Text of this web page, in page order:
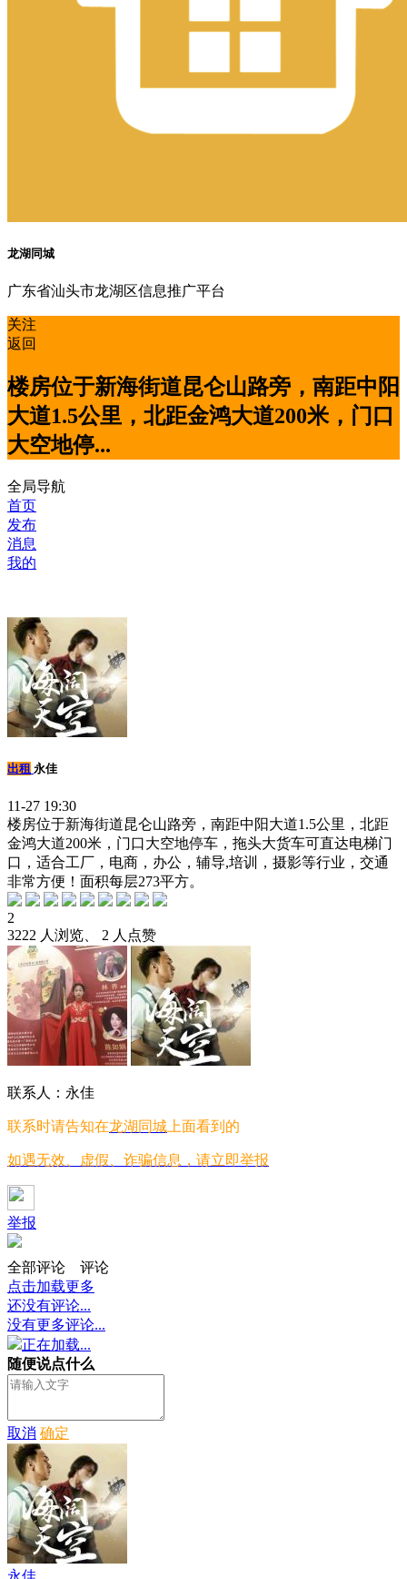
龙湖同城
广东省汕头市龙湖区信息推广平台
关注
返回
楼房位于新海街道昆仑山路旁，南距中阳
大道1.5公里，北距金鸿大道200米，门口
大空地停...
全局导航
首页
发布
消息
我的
出租 永佳
11-27 19:30
楼房位于新海街道昆仑山路旁，南距中阳大道1.5公里，北距
金鸿大道200米，门口大空地停车，拖头大货车可直达电梯门
口，适合工厂，电商，办公，辅导,培训，摄影等行业，交通
非常方便！面积每层273平方。
2
3222 人浏览、 2 人点赞
联系人：永佳
联系时请告知在龙湖同城 上面看到的
如遇无效、虚假、诈骗信息，请立即举报
举报
全部评论
评论
点击加载更多
还没有评论...
没有更多评论...
正在加载...
随便说点什么
取消 确定
永佳